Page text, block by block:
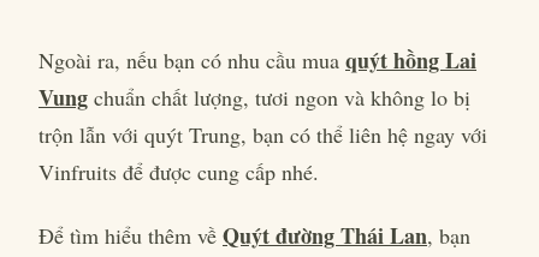
Ngoài ra, nếu bạn có nhu cầu mua quýt hồng Lai
Vung chuẩn chất lượng, tươi ngon và không lo bị
trộn lẫn với quýt Trung, bạn có thể liên hệ ngay với
Vinfruits để được cung cấp nhé.
Để tìm hiểu thêm về Quýt đường Thái Lan, bạn